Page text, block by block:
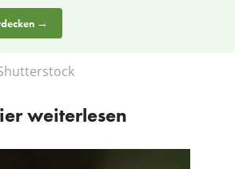
→
weiterlesen